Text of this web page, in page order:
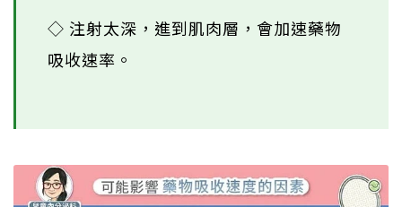
◇ 注射太深，進到肌肉層，會加速藥物
吸收速率。